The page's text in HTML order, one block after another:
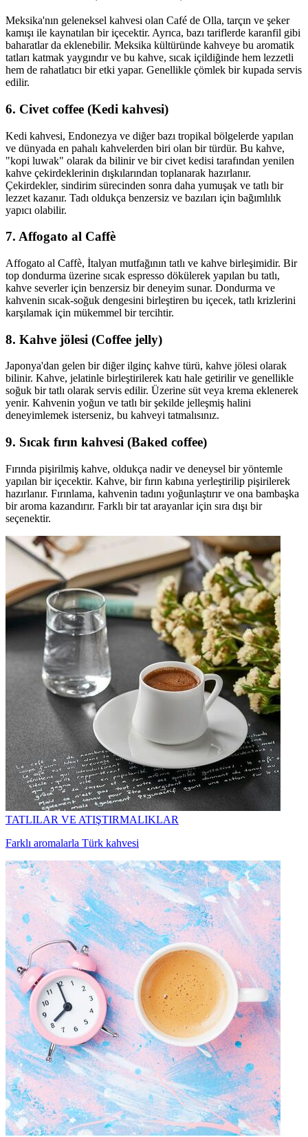
Meksika'nın geleneksel kahvesi olan Café de Olla, tarçın ve şeker
kamışı ile kaynatılan bir içecektir. Ayrıca, bazı tariflerde karanfil gibi
baharatlar da eklenebilir. Meksika kültüründe kahveye bu aromatik
tatları katmak yaygındır ve bu kahve, sıcak içildiğinde hem lezzetli
hem de rahatlatıcı bir etki yapar. Genellikle çömlek bir kupada servis
edilir.
6. Civet coffee (Kedi kahvesi)
Kedi kahvesi, Endonezya ve diğer bazı tropikal bölgelerde yapılan
ve dünyada en pahalı kahvelerden biri olan bir türdür. Bu kahve,
"kopi luwak" olarak da bilinir ve bir civet kedisi tarafından yenilen
kahve çekirdeklerinin dışkılarından toplanarak hazırlanır.
Çekirdekler, sindirim sürecinden sonra daha yumuşak ve tatlı bir
lezzet kazanır. Tadı oldukça benzersiz ve bazıları için bağımlılık
yapıcı olabilir.
7. Affogato al Caffè
Affogato al Caffè, İtalyan mutfağının tatlı ve kahve birleşimidir. Bir
top dondurma üzerine sıcak espresso dökülerek yapılan bu tatlı,
kahve severler için benzersiz bir deneyim sunar. Dondurma ve
kahvenin sıcak-soğuk dengesini birleştiren bu içecek, tatlı krizlerini
karşılamak için mükemmel bir tercihtir.
8. Kahve jölesi (Coffee jelly)
Japonya'dan gelen bir diğer ilginç kahve türü, kahve jölesi olarak
bilinir. Kahve, jelatinle birleştirilerek katı hale getirilir ve genellikle
soğuk bir tatlı olarak servis edilir. Üzerine süt veya krema eklenerek
yenir. Kahvenin yoğun ve tatlı bir şekilde jelleşmiş halini
deneyimlemek isterseniz, bu kahveyi tatmalısınız.
9. Sıcak fırın kahvesi (Baked coffee)
Fırında pişirilmiş kahve, oldukça nadir ve deneysel bir yöntemle
yapılan bir içecektir. Kahve, bir fırın kabına yerleştirilip pişirilerek
hazırlanır. Fırınlama, kahvenin tadını yoğunlaştırır ve ona bambaşka
bir aroma kazandırır. Farklı bir tat arayanlar için sıra dışı bir
seçenektir.
TATLILAR VE ATIŞTIRMALIKLAR
Farklı aromalarla Türk kahvesi